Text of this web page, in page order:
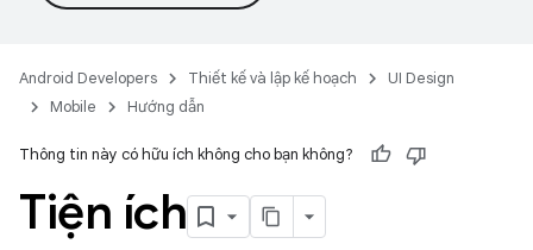
Android Developers Thiết kế và lập kế hoạch
UI Design
Mobile
Hướng dẫn
Thông tin này có hữu ích không cho bạn không?
Tiện ích